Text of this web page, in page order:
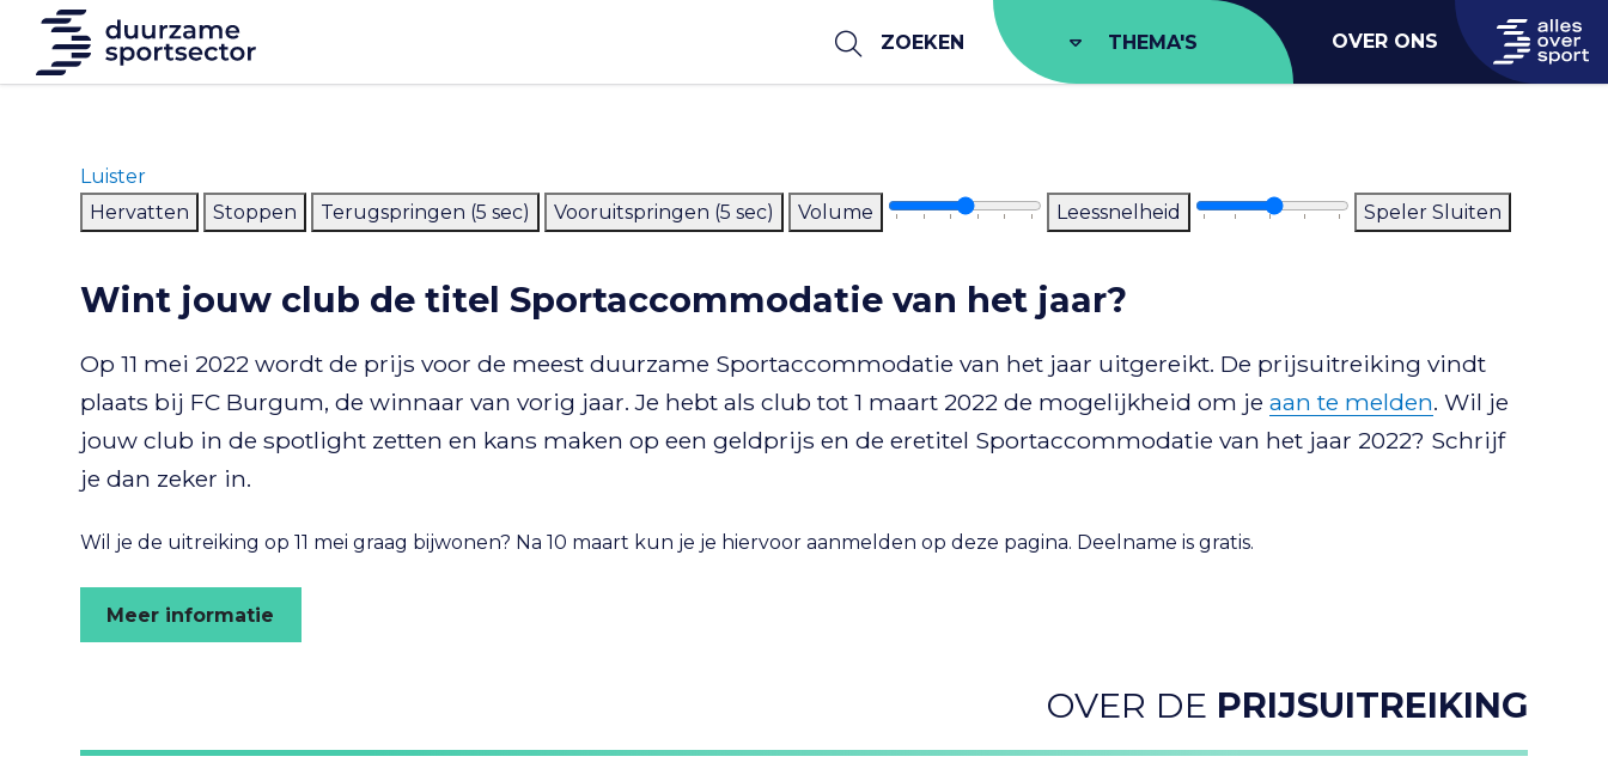
ZOEKEN THEMA'S OVER ONS
Luister
Hervatten
Stoppen Terugspringen (5 sec) Vooruitspringen (5 sec) Volume Leessnelheid Speler Sluiten
Wint jouw club de titel Sportaccommodatie van het jaar?
Op 11 mei 2022 wordt de prijs voor de meest duurzame Sportaccommodatie van het jaar uitgereikt. De prijsuitreiking vindt
plaats bij FC Burgum, de winnaar van vorig jaar. Je hebt als club tot 1 maart 2022 de mogelijkheid om je aan te melden. Wil je
jouw club in de spotlight zetten en kans maken op een geldprijs en de eretitel Sportaccommodatie van het jaar 2022? Schrijf
je dan zeker in.
Wil je de uitreiking op 11 mei graag bijwonen? Na 10 maart kun je je hiervoor aanmelden op deze pagina. Deelname is gratis.
Meer informatie
OVER DE PRIJSUITREIKING